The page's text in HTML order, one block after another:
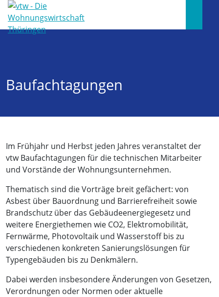
Baufachtagungen
Im Frühjahr und Herbst jeden Jahres veranstaltet der
vtw Baufachtagungen für die technischen Mitarbeiter
und Vorstände der Wohnungsunternehmen.
Thematisch sind die Vorträge breit gefächert: von
Asbest über Bauordnung und Barrierefreiheit sowie
Brandschutz über das Gebäudeenergiegesetz und
weitere Energiethemen wie CO2, Elektromobilität,
Fernwärme, Photovoltaik und Wasserstoff bis zu
verschiedenen konkreten Sanierungslösungen für
Typengebäuden bis zu Denkmälern.
Dabei werden insbesondere Änderungen von Gesetzen,
Verordnungen oder Normen oder aktuelle